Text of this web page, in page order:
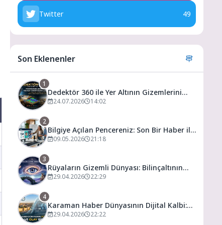
Twitter 49
Son Eklenenler
1
Dedektör 360 ile Yer Altının Gizemlerini
Keşfedin
24.07.2026 14:02
2
Bilgiye Açılan Pencereniz: Son Bir Haber ile
Tanıyın ve Keşfedin
09.05.2026 21:18
3
Rüyaların Gizemli Dünyası: Bilinçaltının
Kapısını Aralamak
29.04.2026 22:29
4
Karaman Haber Dünyasının Dijital Kalbi:
Gündem ve Olay
29.04.2026 22:22